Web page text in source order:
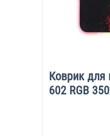
Коврик
602 RGB